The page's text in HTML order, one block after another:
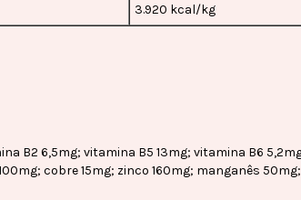
3.920 kcal/kg
B2 6,5mg; vitamina B5 13mg; vitamina B6
cobre 15mg; zinco 160mg; manganês